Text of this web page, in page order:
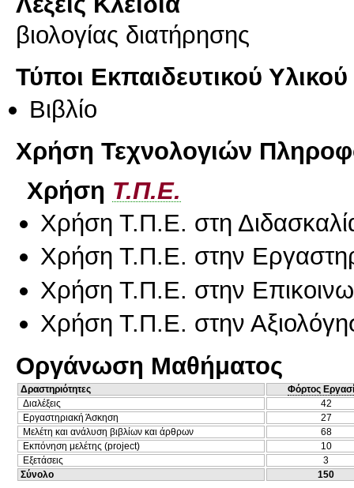
βιολογίας διατήρησης
Τύποι Εκπαιδευτικού Υλικού
Βιβλίο
Χρήση Τεχνολογιών
Χρήση Τ.Π.Ε.
Χρήση Τ.Π.Ε. στη
Χρήση Τ.Π.Ε. στην
Χρήση Τ.Π.Ε. στην
Χρήση Τ.Π.Ε. στην
Οργάνωση Μαθήματος
Δραστηριότητες
Φόρτος
Διαλέξεις
42
Εργαστηριακή Άσκηση
27
Μελέτη και ανάλυση βιβλίων και άρθρων
68
Εκπόνηση μελέτης (project)
10
Εξετάσεις
3
Σύνολο
150